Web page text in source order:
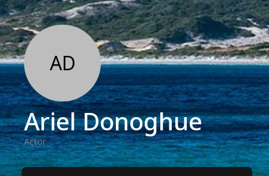
AD
Ariel Donoghue
Actor